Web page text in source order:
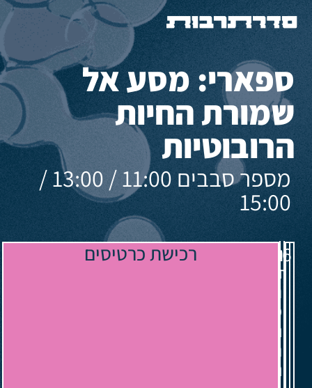
ספארי: מסע אל
שמורת החיות
הרובוטיות
מספר סבבים 11:00 / 13:00 /
15:00
13.08.26
יום
חמישי
הזירה
הבין
תחומית:
מתחם
הפרסה,
רחוב
הפרסה
רכישת כרטיסים